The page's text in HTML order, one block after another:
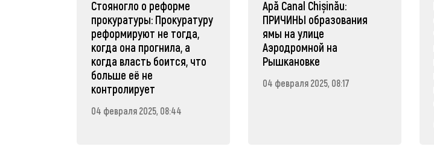
Стояногло о реформе
прокуратуры: Прокуратуру
реформируют не тогда,
когда она прогнила, а
когда власть боится, что
больше её не
контролирует
04 февраля 2025, 08:44
Apă Canal Chișinău:
ПРИЧИНЫ образования
ямы на улице
Аэродромной на
Рышкановке
04 февраля 2025, 08:17